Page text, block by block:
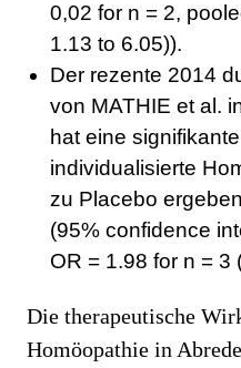
0,02 for n = 2,
1.13 to 6.05)).
Der rezente 2014
von MATHIE et al.
hat eine
individualisierte
zu Placebo
(95% confidence
OR = 1.98 for n = 3
Die therapeutische
Homöopathie in